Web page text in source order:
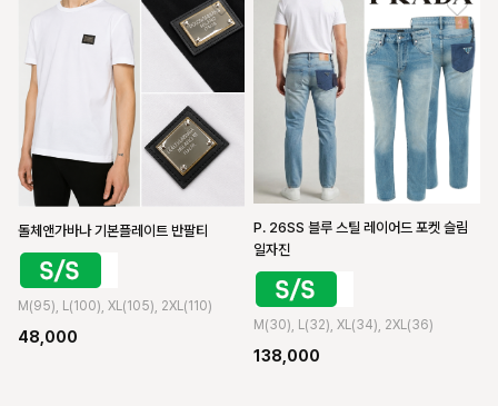
돌체앤가바나 기본플레이트 반팔티
M(95), L(100), XL(105), 2XL(110)
48,000
P. 26SS 블루 스틸 레이어드 포켓 슬림
일자진
M(30), L(32), XL(34), 2XL(36)
138,000